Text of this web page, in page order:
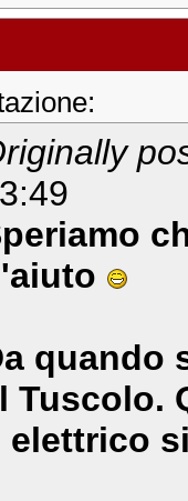
quando
Tuscolo.
elettrico